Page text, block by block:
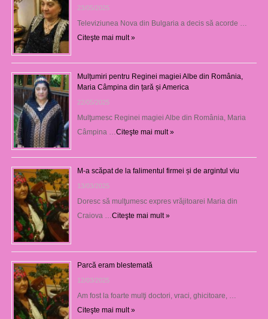
23/05/2025
Televiziunea Nova din Bulgaria a decis să acorde …
Citeşte mai mult »
Mulțumiri pentru Reginei magiei Albe din România,
Maria Câmpina din țară și America
22/05/2025
Mulţumesc Reginei magiei Albe din România, Maria
Câmpina … Citeşte mai mult »
M-a scăpat de la falimentul firmei și de argintul viu
13/03/2025
Doresc să mulţumesc expres vrăjitoarei Maria din
Craiova … Citeşte mai mult »
Parcă eram blestemată
12/03/2025
Am fost la foarte mulţi doctori, vraci, ghicitoare, …
Citeşte mai mult »